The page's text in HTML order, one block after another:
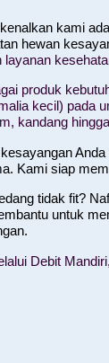
kami
hewan
layanan
produk
kecil) pada
kandang
Kami siap
tidak fit?
untuk
Debit